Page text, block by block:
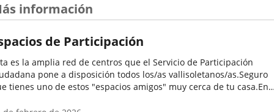
información
de Participación
es la amplia red de centros que el Servicio de Participación
pone a disposición todos los/as vallisoletanos/as.Seguro
tienes uno de estos "espacios amigos" muy cerca de tu casa.En